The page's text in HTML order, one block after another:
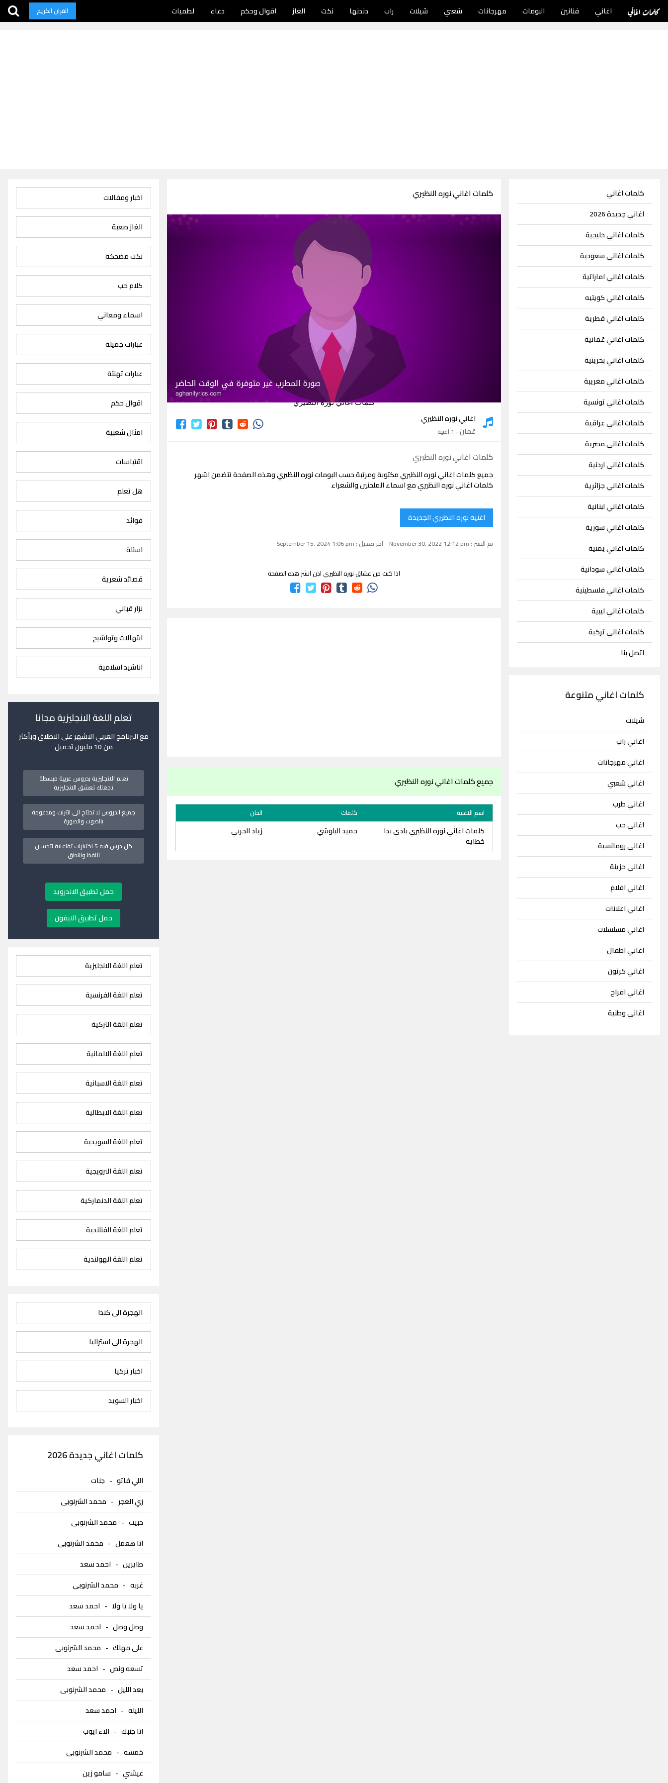
كلمات اغاني اغاني فنانين البومات مهرجانات شعبي شيلات راب دندنها نكت الغاز اقوال وحكم دعاء لطميات القران الكريم
كلمات اغاني
اغاني جديدة 2026
كلمات اغاني خليجية
كلمات اغاني سعودية
كلمات اغاني اماراتية
كلمات اغاني كويتيه
كلمات اغاني قطرية
كلمات اغاني عُمانية
كلمات اغاني بحرينية
كلمات اغاني مغريبة
كلمات اغاني تونسية
كلمات اغاني عراقية
كلمات اغاني مصرية
كلمات اغاني اردنية
كلمات اغاني جزائرية
كلمات اغاني لبنانية
كلمات اغاني سورية
كلمات اغاني يمنية
كلمات اغاني سودانية
كلمات اغاني فلسطينية
كلمات اغاني ليبية
كلمات اغاني تركية
اتصل بنا
كلمات اغاني متنوعة
شيلات
اغاني راب
اغاني مهرجانات
اغاني شعبي
اغاني طرب
اغاني حب
اغاني رومانسية
اغاني حزينة
اغاني افلام
اغاني اعلانات
اغاني مسلسلات
اغاني اطفال
اغاني كرتون
اغاني افراح
اغاني وطنية
كلمات اغاني نوره النظيري
كلمات اغاني نوره النظيري
اغاني نوره النظيري
عُمان- 1 اغنية
كلمات اغاني نوره النظيري
جميع كلمات اغاني نوره النظيري مكتوبة ومرتبة حسب البومات نوره النظيري وهذه الصفحة تتضمن اشهر
كلمات اغاني نوره النظيري مع اسماء الملحنين والشعراء
اغنية نوره النظيري الجديدة
تم النشر : November 30, 2022 12:12 pm اخر تعديل : September 15, 2024 1:06 pm
اذا كنت من عشاق نوره النظيري اذن انشر هذه الصفحة
جميع كلمات اغاني نوره النظيري
اسم الاغنية كلمات الحان
كلمات اغاني نوره النظيري بادي بدا
خطايه
حميد البلوشي زياد الحربي
اخبار ومقالات
الغاز صعبة
نكت مضحكة
كلام حب
اسماء ومعاني
عبارات جميلة
عبارات تهنئة
اقوال حكم
امثال شعبية
اقتباسات
هل تعلم
فوائد
اسئلة
قصائد شعرية
نزار قباني
ابتهالات وتواشيح
اناشيد اسلامية
تعلم اللغة الانجليزية مجانا
مع البرنامج العربي الاشهر على الاطلاق وبأكثر
من 10 مليون تحميل
تعلم الانجليزية بدروس عربية مبسطة
تجعلك تعشق الانجليزية
جميع الدروس لا تحتاج الى انترنت ومدعومة
بالصوت والصورة
كل درس فيه 5 اختبارات تفاعلية لتحسين
اللفظ والنطق
حمل تطبيق الاندرويد
حمل تطبيق الايفون
تعلم اللغة الانجليزية
تعلم اللغة الفرنسية
تعلم اللغة التركية
تعلم اللغة الالمانية
تعلم اللغة الاسبانية
تعلم اللغة الايطالية
تعلم اللغة السويدية
تعلم اللغة النرويجية
تعلم اللغة الدنماركية
تعلم اللغة الفنلندية
تعلم اللغة الهولندية
الهجرة الى كندا
الهجرة الى استراليا
اخبار تركيا
اخبار السويد
كلمات اغاني جديدة 2026
اللي فاتو- جنات
زي الغجر - محمد الشرنوبى
حبيت- محمد الشرنوبى
انا هعمل- محمد الشرنوبى
طايرين- احمد سعد
غربه- محمد الشرنوبى
يا ولا يا ولا- احمد سعد
وصل وصل- احمد سعد
على مهلك- محمد الشرنوبى
تسعه ونص- احمد سعد
بعد الليل- محمد الشرنوبى
الليله- احمد سعد
انا جنبك- الاء ايوب
خمسه- محمد الشرنوبى
عيشني- سامو زين